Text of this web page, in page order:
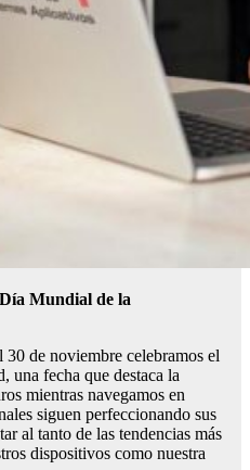
Día Mundial de la
30 de noviembre celebramos el
una fecha que destaca la
mientras navegamos en
siguen perfeccionando sus
al tanto de las tendencias más
dispositivos como nuestra